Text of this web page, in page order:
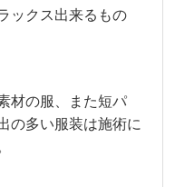
ックス出来るもの
材の服、また短パ
の多い服装は施術に